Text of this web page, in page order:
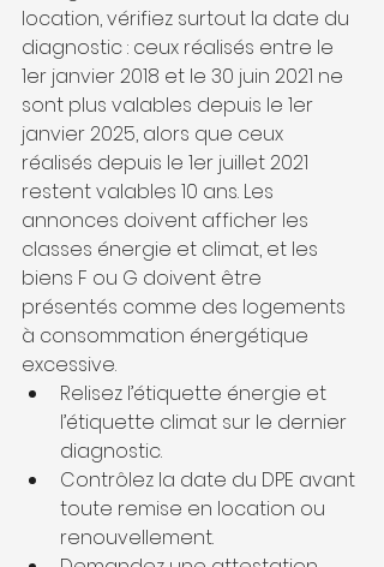
location, vérifiez surtout la date du
diagnostic : ceux réalisés entre le
1er janvier 2018 et le 30 juin 2021 ne
sont plus valables depuis le 1er
janvier 2025, alors que ceux
réalisés depuis le 1er juillet 2021
restent valables 10 ans. Les
annonces doivent afficher les
classes énergie et climat, et les
biens F ou G doivent être
présentés comme des logements
à consommation énergétique
excessive.
Relisez l’étiquette énergie et
l’étiquette climat sur le dernier
diagnostic.
Contrôlez la date du DPE avant
toute remise en location ou
renouvellement.